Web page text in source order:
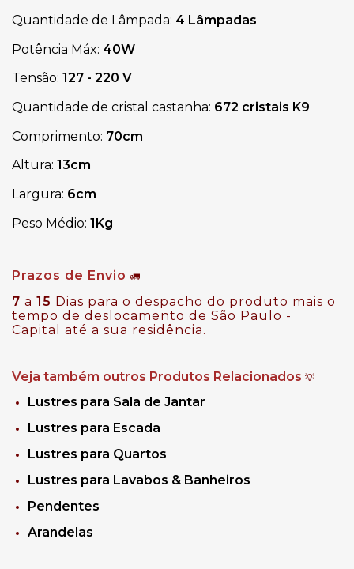
Quantidade de Lâmpada: 4 Lâmpadas
Potência Máx: 40W
Tensão: 127 - 220 V
Quantidade de cristal castanha: 672 cristais K9
Comprimento: 70cm
Altura: 13cm
Largura: 6cm
Peso Médio: 1Kg
Prazos de Envio 🚛
7 a 15 Dias para o despacho do produto mais o
tempo de deslocamento de São Paulo -
Capital até a sua residência.
Veja também outros Produtos Relacionados 💡
Lustres para Sala de Jantar
Lustres para Escada
Lustres para Quartos
Lustres para Lavabos & Banheiros
Pendentes
Arandelas